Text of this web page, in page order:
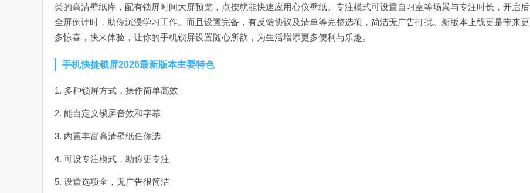
类的高清壁纸库，配有锁屏时间大屏预览，点按就能快速应用心仪壁纸。专注模式可设置自习室等场景与专注时长，开启后
全屏倒计时，助你沉浸学习工作。而且设置完备，有反馈协议及清单等完整选项，简洁无广告打扰。新版本上线更是带来更
多惊喜，快来体验，让你的手机锁屏设置随心所欲，为生活增添更多便利与乐趣。
手机快捷锁屏2026最新版本主要特色
1. 多种锁屏方式，操作简单高效
2. 能自定义锁屏音效和字幕
3. 内置丰富高清壁纸任你选
4. 可设专注模式，助你更专注
5. 设置选项全，无广告很简洁